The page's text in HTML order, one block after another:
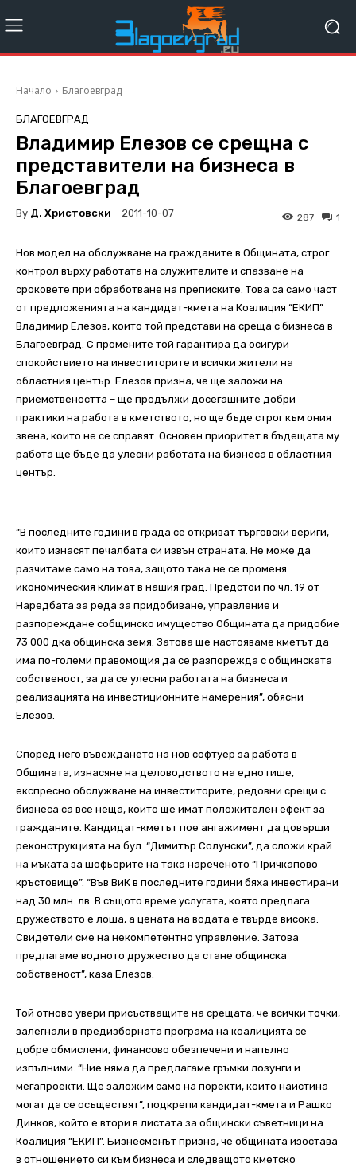
Начало Благоевград
БЛАГОЕВГРАД
Владимир Елезов се срещна с
представители на бизнеса в
Благоевград
By Д. Христовски 2011-10-07 1
287
Нов модел на обслужване на гражданите в Общината, строг
контрол върху работата на служителите и спазване на
сроковете при обработване на преписките. Това са само част
от предложенията на кандидат-кмета на Коалиция “ЕКИП”
Владимир Елезов, които той представи на среща с бизнеса в
Благоевград. С промените той гарантира да осигури
спокойствието на инвеститорите и всички жители на
областния център. Елезов призна, че ще заложи на
приемствеността – ще продължи досегашните добри
практики на работа в кметството, но ще бъде строг към ония
звена, които не се справят. Основен приоритет в бъдещата му
работа ще бъде да улесни работата на бизнеса в областния
център.
“В последните години в града се откриват търговски вериги,
които изнасят печалбата си извън страната. Не може да
разчитаме само на това, защото така не се променя
икономическия климат в нашия град. Предстои по чл. 19 от
Наредбата за реда за придобиване, управление и
разпореждане собщинско имущество Общината да придобие
73 000 дка общинска земя. Затова ще настояваме кметът да
има по-големи правомощия да се разпорежда с общинската
собственост, за да се улесни работата на бизнеса и
реализацията на инвестиционните намерения”, обясни
Елезов.
Според него въвеждането на нов софтуер за работа в
Общината, изнасяне на деловодството на едно гише,
експресно обслужване на инвеститорите, редовни срещи с
бизнеса са все неща, които ще имат положителен ефект за
гражданите. Кандидат-кметът пое ангажимент да довърши
реконструкцията на бул. “Димитър Солунски”, да сложи край
на мъката за шофьорите на така нареченото “Причкапово
кръстовище”. “Във ВиК в последните години бяха инвестирани
над 30 млн. лв. В същото време услугата, която предлага
дружеството е лоша, а цената на водата е твърде висока.
Свидетели сме на некомпетентно управление. Затова
предлагаме водното дружество да стане общинска
собственост”, каза Елезов.
Той отново увери присъстващите на срещата, че всички точки,
залегнали в предизборната програма на коалицията се
добре обмислени, финансово обезпечени и напълно
изпълними. “Ние няма да предлагаме гръмки лозунги и
мегапроекти. Ще заложим само на поректи, които наистина
могат да се осъществят”, подкрепи кандидат-кмета и Рашко
Динков, който е втори в листата за общински съветници на
Коалиция “ЕКИП”. Бизнесменът призна, че общината изостава
в отношението си към бизнеса и следващото кметско